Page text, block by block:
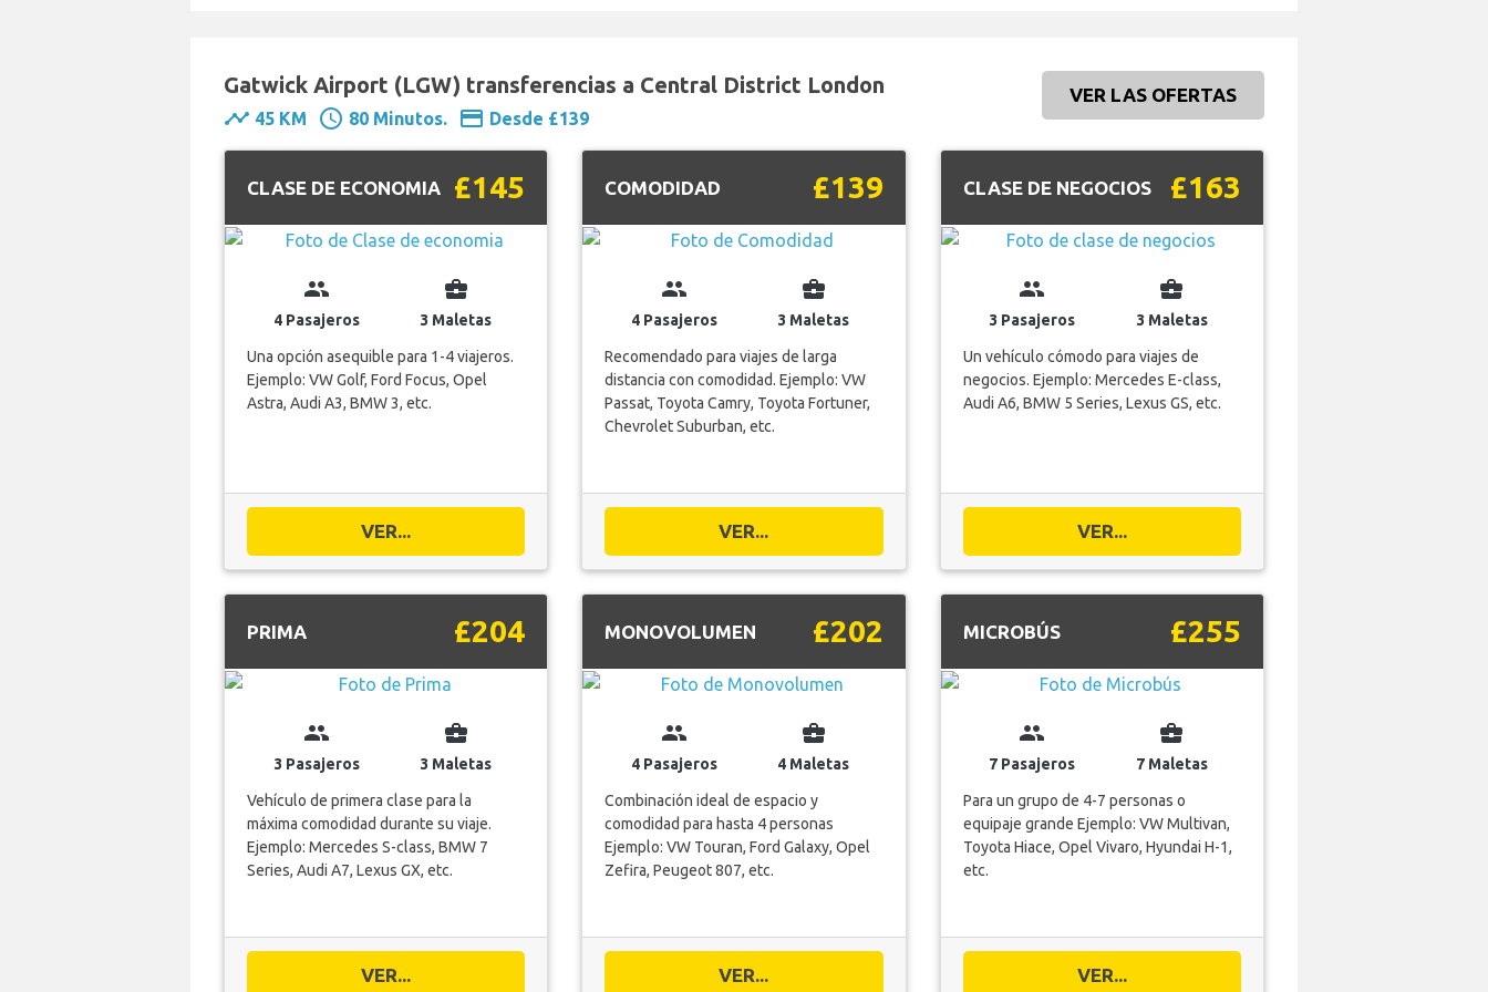
Gatwick Airport (LGW) transferencias a Central District London
timeline 45 KM schedule 80 Minutos. payment Desde £139
VER LAS OFERTAS
CLASE DE ECONOMIA £145
group
4 Pasajeros
business_center
3 Maletas
Una opción asequible para 1-4 viajeros.
Ejemplo: VW Golf, Ford Focus, Opel
Astra, Audi A3, BMW 3, etc.
VER...
COMODIDAD £139
group
4 Pasajeros
business_center
3 Maletas
Recomendado para viajes de larga
distancia con comodidad. Ejemplo: VW
Passat, Toyota Camry, Toyota Fortuner,
Chevrolet Suburban, etc.
VER...
CLASE DE NEGOCIOS £163
group
3 Pasajeros
business_center
3 Maletas
Un vehículo cómodo para viajes de
negocios. Ejemplo: Mercedes E-class,
Audi A6, BMW 5 Series, Lexus GS, etc.
VER...
PRIMA £204
group
3 Pasajeros
business_center
3 Maletas
Vehículo de primera clase para la
máxima comodidad durante su viaje.
Ejemplo: Mercedes S-class, BMW 7
Series, Audi A7, Lexus GX, etc.
VER...
MONOVOLUMEN £202
group
4 Pasajeros
business_center
4 Maletas
Combinación ideal de espacio y
comodidad para hasta 4 personas
Ejemplo: VW Touran, Ford Galaxy, Opel
Zefira, Peugeot 807, etc.
VER...
MICROBÚS £255
group
7 Pasajeros
business_center
7 Maletas
Para un grupo de 4-7 personas o
equipaje grande Ejemplo: VW Multivan,
Toyota Hiace, Opel Vivaro, Hyundai H-1,
etc.
VER...